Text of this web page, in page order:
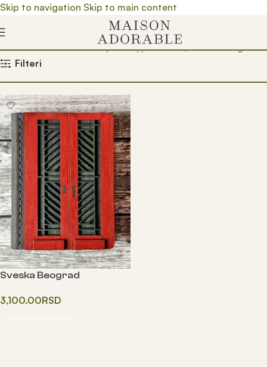
Skip to navigation Skip to main content
Почетна/ Prodavnica/ Производ oзначен „sveska beograd“
Filteri
Sveska Beograd
3,100.00RSD